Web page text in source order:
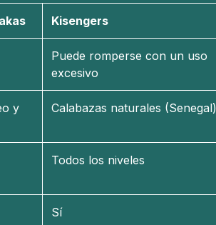
Kisengers
Puede romperse con un uso
excesivo
y
Calabazas naturales (Senegal)
Todos los niveles
Sí